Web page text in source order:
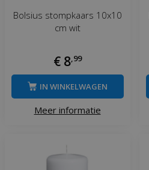
Bolsius stompkaars 10x10
cm wit
€ 8 99
Meer informatie
IN WINKELWAGEN